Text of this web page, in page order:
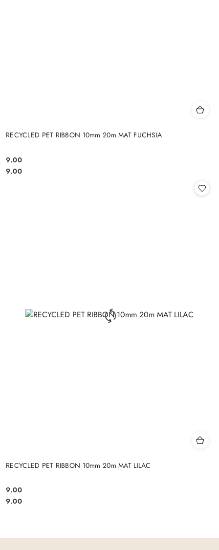
RECYCLED PET RIBBON 10mm 20m MAT FUCHSIA
Cena:
9.00
Cena:
9.00
RECYCLED PET RIBBON 10mm 20m MAT LILAC
Cena:
9.00
Cena:
9.00